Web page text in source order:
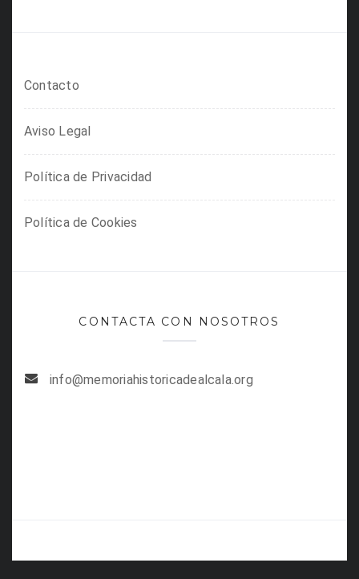
Contacto
Aviso Legal
Política de Privacidad
Política de Cookies
CONTACTA CON NOSOTROS
info@memoriahistoricadealcala.org